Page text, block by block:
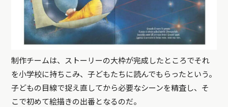
制作チームは、ストーリーの大枠が完成したところでそれ
を小学校に持ちこみ、子どもたちに読んでもらったという。
子どもの目線で捉え直してから必要なシーンを精査し、そ
こで初めて絵描きの出番となるのだ。